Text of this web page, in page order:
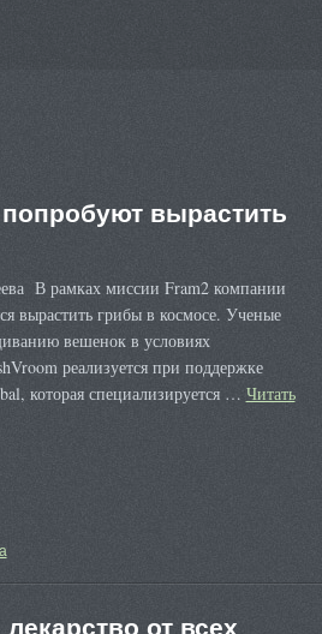
вырастить
В рамках миссии Fram2 компании
вырастить грибы в космосе. Ученые
вешенок в условиях
реализуется при поддержке
которая специализируется … Читать
от всех